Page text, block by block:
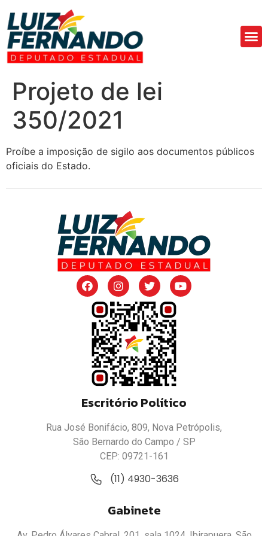
Projeto de lei
350/2021
Proíbe a imposição de sigilo aos documentos públicos
oficiais do Estado.
Escritório Político
Rua José Bonifácio, 809, Nova Petrópolis,
São Bernardo do Campo / SP
CEP: 09721-161
(11) 4930-3636
Gabinete